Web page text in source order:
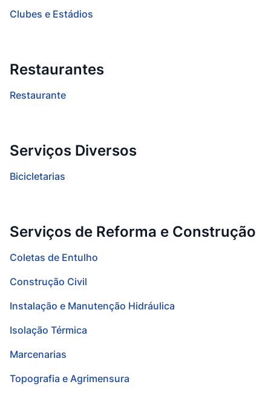
Clubes e Estádios
Restaurantes
Restaurante
Serviços Diversos
Bicicletarias
Serviços de Reforma e Construção
Coletas de Entulho
Construção Civil
Instalação e Manutenção Hidráulica
Isolação Térmica
Marcenarias
Topografia e Agrimensura